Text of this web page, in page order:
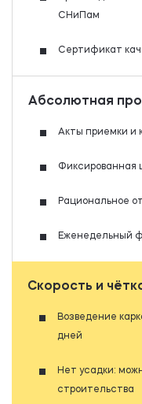
СНиПам
Сертификат
Абсолютная
Акты приемки и
Фиксированная
Рациональное
Еженедельный
Скорость и
Возведение
дней
Нет усадки:
строительства